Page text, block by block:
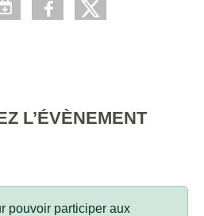
L’ÉVÈNEMENT
pouvoir participer aux